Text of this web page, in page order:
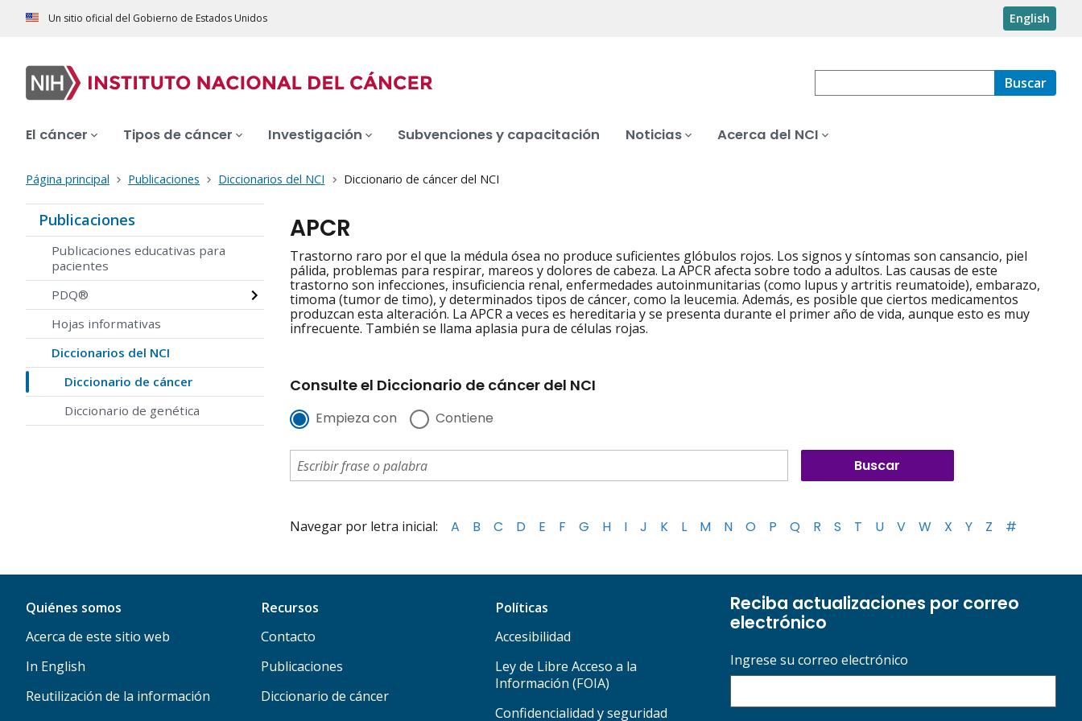
Un sitio oficial del Gobierno de Estados Unidos English
Buscar
El cáncer Tipos de cáncer Investigación Subvenciones y capacitación Noticias Acerca del NCI
Página principal Publicaciones Diccionarios del NCI Diccionario de cáncer del NCI
Publicaciones
Publicaciones educativas para
pacientes
PDQ®
Hojas informativas
Diccionarios del NCI
Diccionario de cáncer
Diccionario de genética
APCR
Trastorno raro por el que la médula ósea no produce suficientes glóbulos rojos. Los signos y síntomas son cansancio, piel
pálida, problemas para respirar, mareos y dolores de cabeza. La APCR afecta sobre todo a adultos. Las causas de este
trastorno son infecciones, insuficiencia renal, enfermedades autoinmunitarias (como lupus y artritis reumatoide), embarazo,
timoma (tumor de timo), y determinados tipos de cáncer, como la leucemia. Además, es posible que ciertos medicamentos
produzcan esta alteración. La APCR a veces es hereditaria y se presenta durante el primer año de vida, aunque esto es muy
infrecuente. También se llama aplasia pura de células rojas.
Consulte el Diccionario de cáncer del NCI
Empieza con Contiene
Navegar por letra inicial: A B C D E F G H I J K L M N O P Q R S T U V W X Y Z #
Quiénes somos
Acerca de este sitio web
In English
Reutilización de la información
Recursos
Contacto
Publicaciones
Diccionario de cáncer
Políticas
Accesibilidad
Ley de Libre Acceso a la
Información (FOIA)
Confidencialidad y seguridad
Reciba actualizaciones por correo
electrónico
Ingrese su correo electrónico